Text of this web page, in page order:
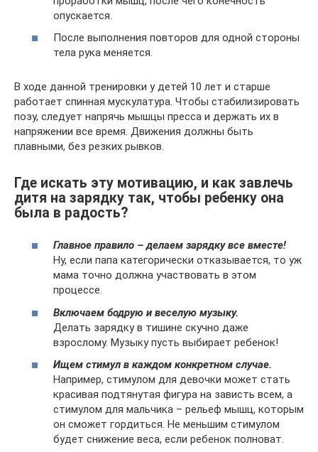
опускается.
После выполнения повторов для одной стороны
тела рука меняется.
В ходе данной тренировки у детей 10 лет и старше
работает спинная мускулатура. Чтобы стабилизировать
позу, следует напрячь мышцы пресса и держать их в
напряжении все время. Движения должны быть
плавными, без резких рывков.
Где искать эту мотивацию, и как завлечь
дитя на зарядку так, чтобы ребенку она
была в радость?
Главное правило – делаем зарядку все вместе!
Ну, если папа категорически отказывается, то уж
мама точно должна участвовать в этом
процессе.
Включаем бодрую и веселую музыку.
Делать зарядку в тишине скучно даже
взрослому. Музыку пусть выбирает ребенок!
Ищем стимул в каждом конкретном случае.
Например, стимулом для девочки может стать
красивая подтянутая фигура на зависть всем, а
стимулом для мальчика – рельеф мышц, которым
он сможет гордиться. Не меньшим стимулом
будет снижение веса, если ребенок полноват.